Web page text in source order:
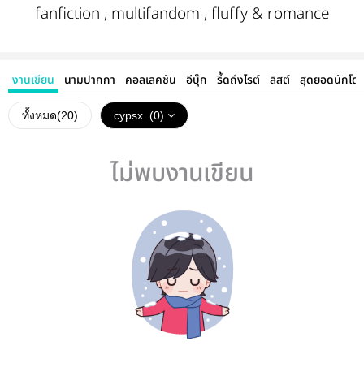
fanfiction , multifandom , fluffy & romance
งานเขียน นามปากกา คอลเลคชัน อีบุ๊ก รี้ดถึงไรต์ ลิสต์ สุดยอดนักโด
ทั้งหมด(20) cypsx. (0)
ไม่พบงานเขียน